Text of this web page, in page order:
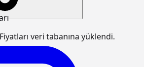
veri tabanına yüklendi.